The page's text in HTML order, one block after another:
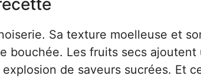
Sa texture moelleuse et
bouchée. Les fruits secs ajoutent
de saveurs sucrées. Et